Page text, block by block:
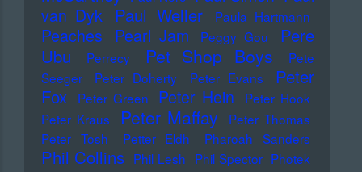
van Dyk Paul Weller Paula Hartmann
Peaches Pearl Jam Peggy Gou
Pere
Ubu
Perrecy Pet Shop Boys
Pete
Seeger
Peter Doherty Peter Evans
Peter
Fox
Peter Green Peter Hein
Peter Hook
Peter Kraus
Peter Maffay
Peter Thomas
Peter Tosh
Petter Eldh Pharoah Sanders
Phil Collins Phil Lesh Phil Spector Photek